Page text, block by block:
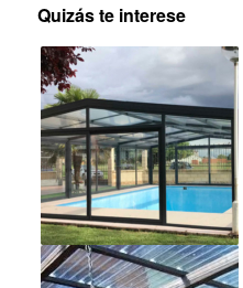
Quizás te interese